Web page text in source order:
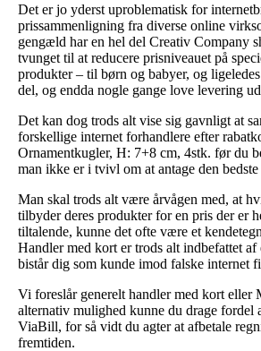
Det er jo yderst uproblematisk for
prissammenligning fra diverse online
gengæld har en hel del Creativ Company
tvunget til at reducere prisniveauet på
produkter – til børn og babyer, og
del, og endda nogle gange love levering
Det kan dog trods alt vise sig gavnligt at
forskellige internet forhandlere efter
Ornamentkugler, H: 7+8 cm, 4stk. før du
man ikke er i tvivl om at antage den bedste
Man skal trods alt være årvågen med, at
tilbyder deres produkter for en pris der er
tiltalende, kunne det ofte være et
Handler med kort er trods alt indbefattet
bistår dig som kunde imod falske internet
Vi foreslår generelt handler med kort eller
alternativ mulighed kunne du drage fordel
ViaBill, for så vidt du agter at afbetale
fremtiden.